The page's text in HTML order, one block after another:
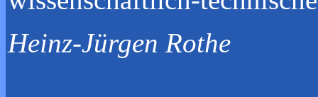
Heinz-Jürgen Rothe